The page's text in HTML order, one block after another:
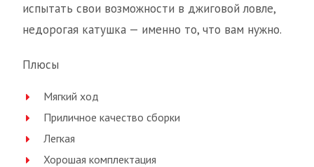
испытать свои возможности в джиговой ловле,
недорогая катушка — именно то, что вам нужно.
Плюсы
Мягкий ход
Приличное качество сборки
Легкая
Хорошая комплектация